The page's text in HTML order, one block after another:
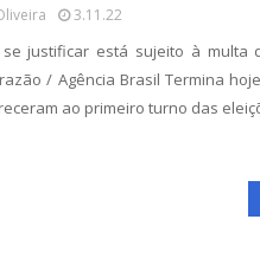
3.11.22
justificar está sujeito à multa
/ Agência Brasil Termina
ao primeiro turno das